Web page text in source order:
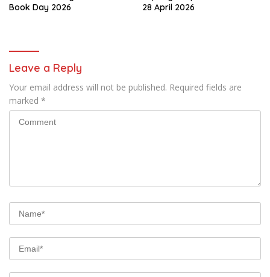
Book Day 2026
28 April 2026
Leave a Reply
Your email address will not be published. Required fields are
marked *